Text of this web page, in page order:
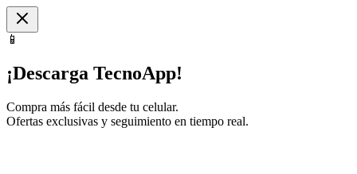
📱
¡Descarga TecnoApp!
Compra más fácil desde tu celular.
Ofertas exclusivas y seguimiento en tiempo real.